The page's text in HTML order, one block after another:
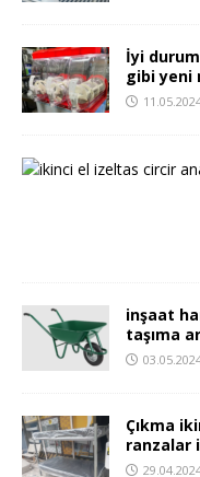
İyi
gibi yeni
inşaat
taşıma
Çıkma
ranzalar